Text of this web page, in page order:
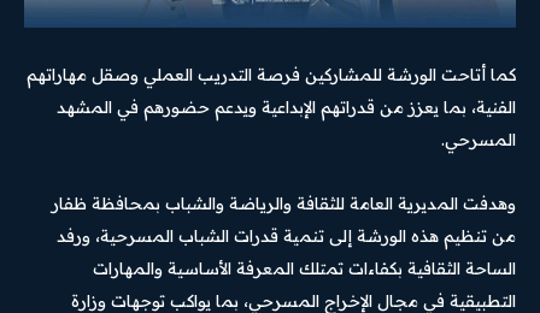
كما أتاحت الورشة للمشاركين فرصة التدريب العملي وصقل مهاراتهم
الفنية، بما يعزز من قدراتهم الإبداعية ويدعم حضورهم في المشهد
المسرحي.
وهدفت المديرية العامة للثقافة والرياضة والشباب بمحافظة ظفار
من تنظيم هذه الورشة إلى تنمية قدرات الشباب المسرحية، ورفد
الساحة الثقافية بكفاءات تمتلك المعرفة الأساسية والمهارات
التطبيقية في مجال الإخراج المسرحي، بما يواكب توجهات وزارة